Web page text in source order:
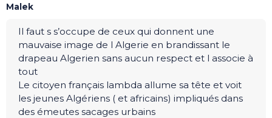
Malek
Il faut s s’occupe de ceux qui donnent une
mauvaise image de l Algerie en brandissant le
drapeau Algerien sans aucun respect et l associe à
tout
Le citoyen français lambda allume sa tête et voit
les jeunes Algériens ( et africains) impliqués dans
des émeutes sacages urbains